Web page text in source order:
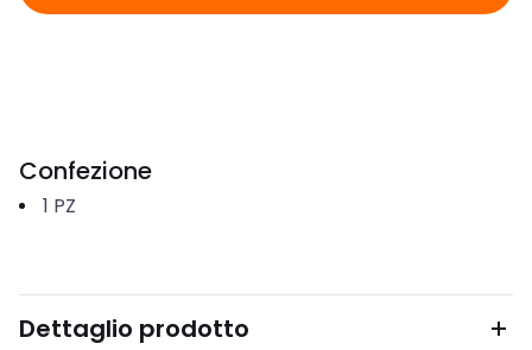
Confezione
1 PZ
Dettaglio prodotto